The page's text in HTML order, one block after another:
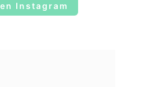
Instagram